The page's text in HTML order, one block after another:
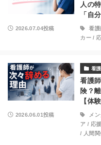
人の
「自
2026.07.04投稿 看
カー/
看
看護
険？
【体
2026.06.01投稿 メン
ア / 応
/ 人間関